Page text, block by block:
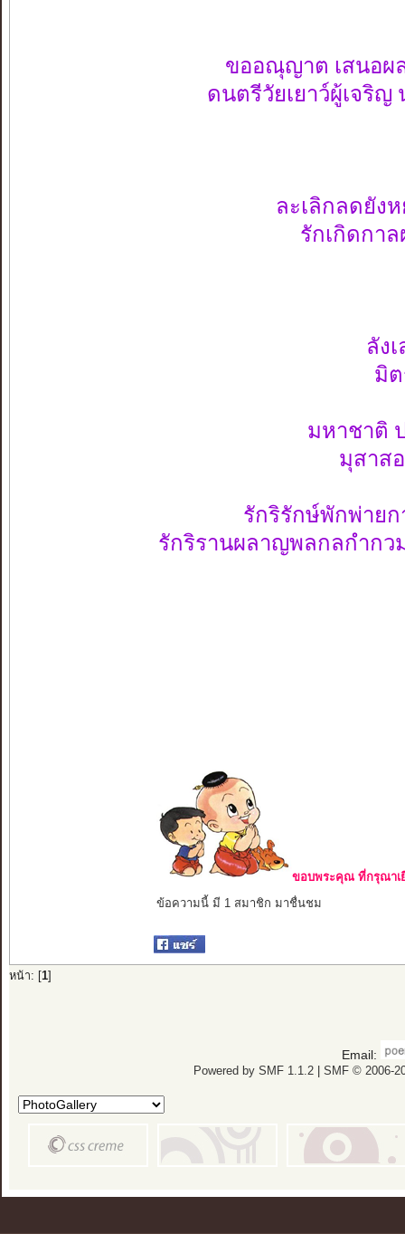
ขออณุญาต เสนอผลงา
ดนตรีวัยเยาว์ผู้เจริญ
ละเลิกลดยัง
รักเกิดกาลผ่
ลังเลเห
มิตรให
มหาชาติ ประ
มุสาสอด สิ
รักริรักษ์พักพ่าย
รักริรานผลาญพลก
ขอบพระคุณ ที่กรุณาเ
ข้อความนี้ มี 1 สมาชิก มาชื่นชม
หน้า: [ 1]
Email:
Powered by SMF 1.1.2| SMF © 2006-